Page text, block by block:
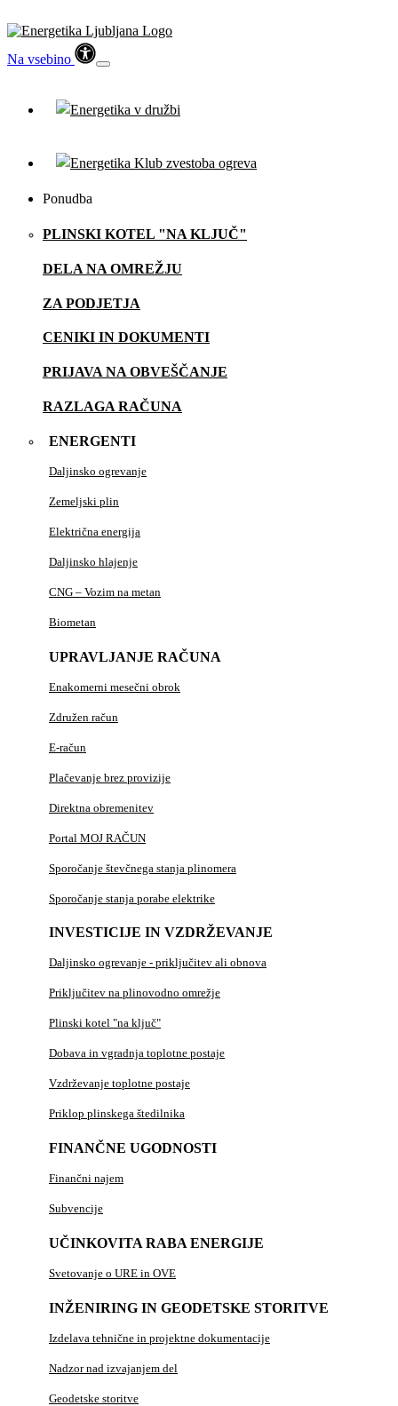
Na vsebino
Ponudba
PLINSKI KOTEL "NA KLJUČ"
DELA NA OMREŽJU
ZA PODJETJA
CENIKI IN DOKUMENTI
PRIJAVA NA OBVEŠČANJE
RAZLAGA RAČUNA
ENERGENTI
Daljinsko ogrevanje
Zemeljski plin
Električna energija
Daljinsko hlajenje
CNG – Vozim na metan
Biometan
UPRAVLJANJE RAČUNA
Enakomerni mesečni obrok
Združen račun
E-račun
Plačevanje brez provizije
Direktna obremenitev
Portal MOJ RAČUN
Sporočanje števčnega stanja plinomera
Sporočanje stanja porabe elektrike
INVESTICIJE IN VZDRŽEVANJE
Daljinsko ogrevanje - priključitev ali obnova
Priključitev na plinovodno omrežje
Plinski kotel "na ključ"
Dobava in vgradnja toplotne postaje
Vzdrževanje toplotne postaje
Priklop plinskega štedilnika
FINANČNE UGODNOSTI
Finančni najem
Subvencije
UČINKOVITA RABA ENERGIJE
Svetovanje o URE in OVE
INŽENIRING IN GEODETSKE STORITVE
Izdelava tehnične in projektne dokumentacije
Nadzor nad izvajanjem del
Geodetske storitve